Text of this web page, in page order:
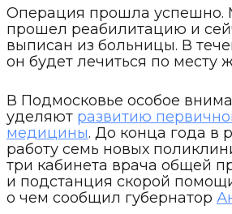
Операция прошла успешно.
прошел реабилитацию и
выписан из больницы. В
он будет лечиться по месту
В Подмосковье особое
уделяют развитию
медицины. До конца года в
работу семь новых
три кабинета врача общей
и подстанция скорой
о чем сообщил губернатор